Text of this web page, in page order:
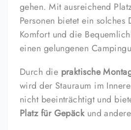
gehen. Mit ausreichend
Personen bietet ein solches
Komfort und die
einen gelungenen
Durch die praktische
wird der Stauraum im
nicht beeinträchtigt und
Platz für Gepäckund